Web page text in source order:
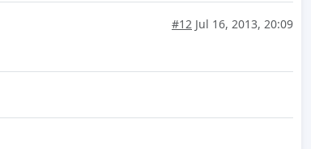
#12 Jul 16, 2013, 20:09